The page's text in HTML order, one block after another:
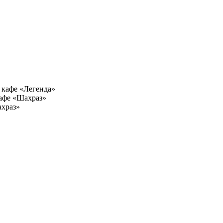
«Легенда»
«Шахраз»